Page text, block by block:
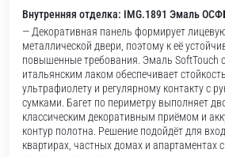
Внутренняя отделка: IMG.1891 Эмаль
— Декоративная панель формирует
металлической двери, поэтому к её
повышенные требования. Эмаль
итальянским лаком обеспечивает
ультрафиолету и регулярному контакту с
сумками. Багет по периметру выполняет
классическим декоративным приёмом и
контур полотна. Решение подойдёт для
квартирах, частных домах и апартаментах